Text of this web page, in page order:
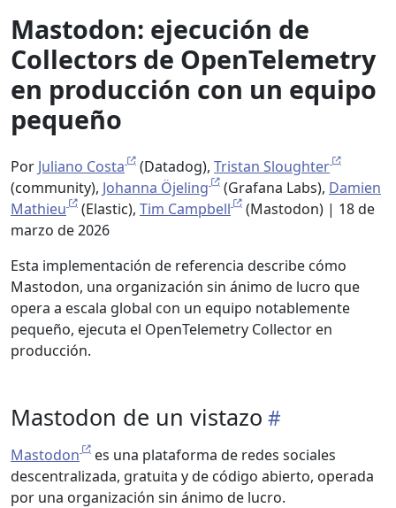
Mastodon: ejecución de
Collectors de OpenTelemetry
en producción con un equipo
pequeño
Por Juliano Costa (Datadog), Tristan Sloughter
(community), Johanna Öjeling (Grafana Labs), Damien
Mathieu
(Elastic), Tim Campbell
(Mastodon) | 18 de
marzo de 2026
Esta implementación de referencia describe cómo
Mastodon, una organización sin ánimo de lucro que
opera a escala global con un equipo notablemente
pequeño, ejecuta el OpenTelemetry Collector en
producción.
Mastodon de un vistazo
Mastodon
es una plataforma de redes sociales
descentralizada, gratuita y de código abierto, operada
por una organización sin ánimo de lucro.